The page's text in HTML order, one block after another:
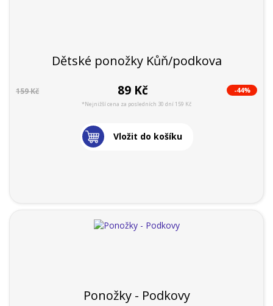
Dětské ponožky Kůň/podkova
159 Kč 89 Kč -44%
*Nejnižší cena za posledních 30 dní 159 Kč
Vložit do košíku
Ponožky - Podkovy